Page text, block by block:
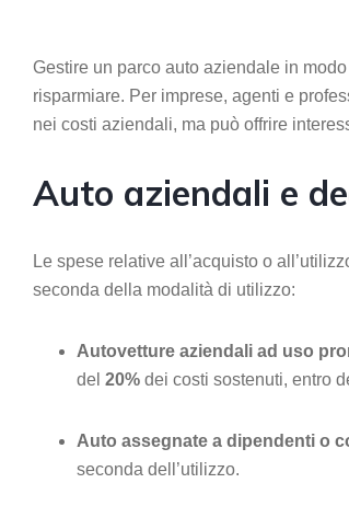
Gestire un parco auto aziendale in
risparmiare. Per imprese, agenti e
nei costi aziendali, ma può offrire
Auto aziendali e
Le spese relative all’acquisto o
seconda della modalità di utilizzo:
Autovetture aziendali ad uso
del 20% dei costi sostenuti, entro
Auto assegnate a dipendenti o
seconda dell’utilizzo.